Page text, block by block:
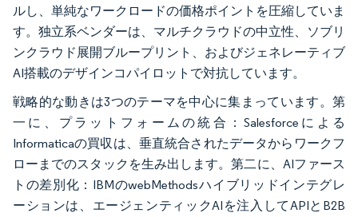
ルし、単純なワークロードの価格ポイントを圧縮していま
す。独立系ベンダーは、マルチクラウドの中立性、ソブリ
ンクラウド展開ブループリント、およびジェネレーティブ
AI搭載のデザインコパイロットで対抗しています。
戦略的な動きは3つのテーマを中心に集まっています。第
一に、プラットフォームの統合：Salesforceによる
Informaticaの買収は、垂直統合されたデータからワークフ
ローまでのスタックを生み出します。第二に、AIファース
トの差別化：IBMのwebMethodsハイブリッドインテグレ
ーションは、エージェンティックAIを注入してAPIとB2B